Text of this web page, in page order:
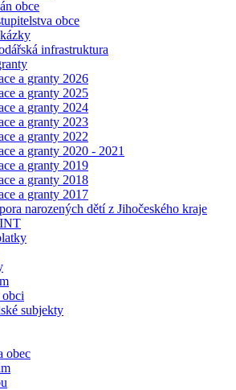
obce
obce
infrastruktura
a granty 2026
a granty 2025
a granty 2024
a granty 2023
a granty 2022
a granty 2020 - 2021
a granty 2019
a granty 2018
a granty 2017
narozených dětí z Jihočeského kraje
subjekty
obec